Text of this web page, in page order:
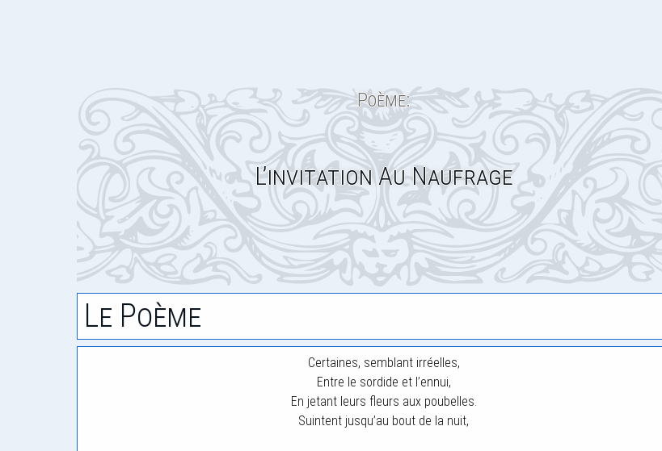
Poème:
L’invitation Au Naufrage
Le Poème
Certaines, semblant irréelles,
Entre le sordide et l’ennui,
En jetant leurs fleurs aux poubelles.
Suintent jusqu’au bout de la nuit,